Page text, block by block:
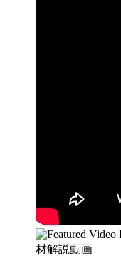
材解説動画